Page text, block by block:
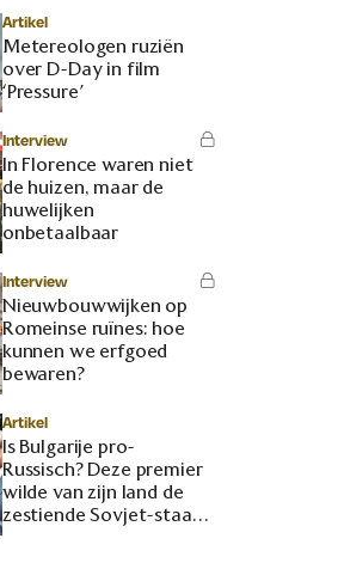
Artikel
Metereologen ruziën
over D-Day in film
‘Pressure’
Interview
In Florence waren niet
de huizen, maar de
huwelijken
onbetaalbaar
Interview
Nieuwbouwwijken op
Romeinse ruïnes: hoe
kunnen we erfgoed
bewaren?
Artikel
Is Bulgarije pro-
Russisch? Deze premier
wilde van zijn land de
zestiende Sovjet-staat
maken